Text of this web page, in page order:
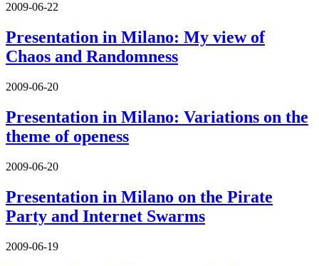
2009-06-22
Presentation in Milano: My view of
Chaos and Randomness
2009-06-20
Presentation in Milano: Variations on the
theme of openess
2009-06-20
Presentation in Milano on the Pirate
Party and Internet Swarms
2009-06-19